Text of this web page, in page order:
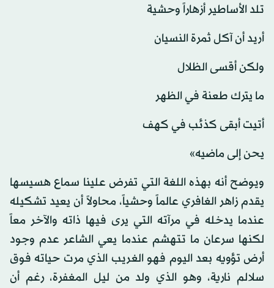
تلد الأساطير أزهاراً وحشية
أريد أن آكل ثمرة النسيان
ولكن أقسى الظلال
ما يترك طعنة في الظهر
أتيت أبقى كذئب في كهف
يحن إلى ماضيه»
ويوضح أنه بهذه اللغة التي تفرض علينا سماع هسيسها
يقدم زاهر الغافري عالماً وحشياً، محاولاً أن يعيد تشكيله
عندما يدخله في مرآته التي يرى فيها ذاته والآخر معاً
لكنها سرعان ما تتهشم عندما يعي الشاعر عدم وجود
أرض تؤويه بعد اليوم فهو الغريب الذي مرت حياته فوق
سلالم نارية، وهو الذي ولد من ليل المغفرة، رغم أن